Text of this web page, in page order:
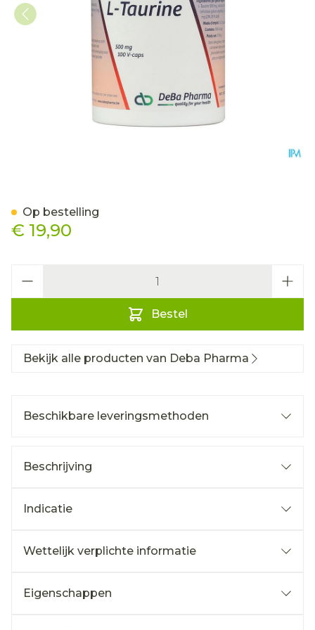
€ 19,90
Bestel
Op bestelling
Bekijk alle producten van Deba Pharma
Beschikbare leveringsmethoden
Beschrijving
Indicatie
Wettelijk verplichte informatie
Eigenschappen